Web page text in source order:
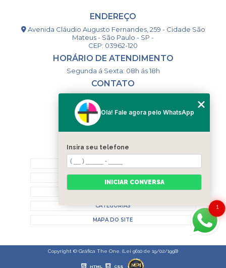
ENDEREÇO
Avenida Cláudio Augusto Fernandes, 259 - Cidade São
Mateus - São Paulo - SP -
CEP: 03962-120
HORÁRIO DE ATENDIMENTO
Segunda á Sexta: 08h ás 18h
CONTATO
(11) 98993-9556
togsm1@gmail.com
MENU
HOME
CONTATO
CATEGORIAS
MAPA DO SITE
Copyright © Gráfica The One. (Lei 9610 de 19/02/1998)
HTML CSS
1
Olá! Fale agora pelo WhatsApp
Insira seu telefone
INICIAR CONVERSA